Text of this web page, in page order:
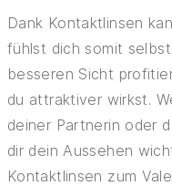
Dank Kontaktlinsen
fühlst dich somit
besseren Sicht
du attraktiver wirkst.
deiner Partnerin oder
dir dein Aussehen
Kontaktlinsen zum